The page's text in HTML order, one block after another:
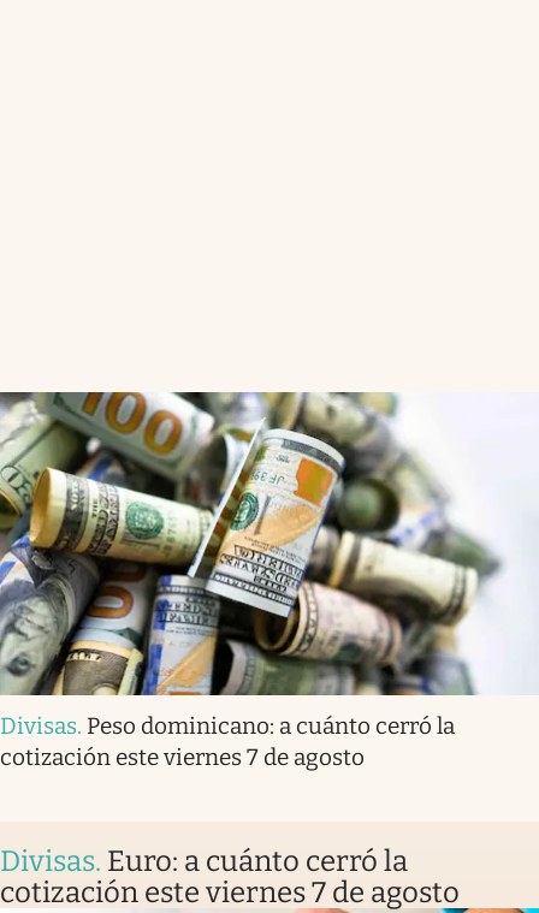
Divisas. Peso dominicano: a cuánto cerró la
cotización este viernes 7 de agosto
Divisas. Euro: a cuánto cerró la
cotización este viernes 7 de agosto